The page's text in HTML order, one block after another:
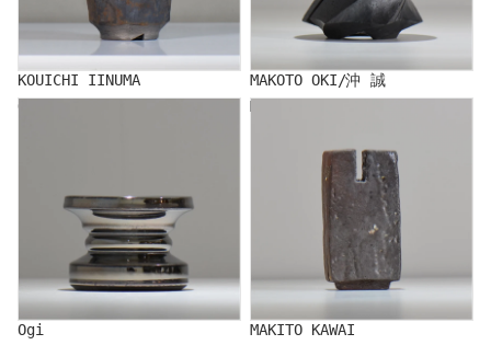
KOUICHI IINUMA
MAKOTO OKI/沖 誠
Ogi
Ogi
MAKITO KAWAI
MAKITO KAWAI